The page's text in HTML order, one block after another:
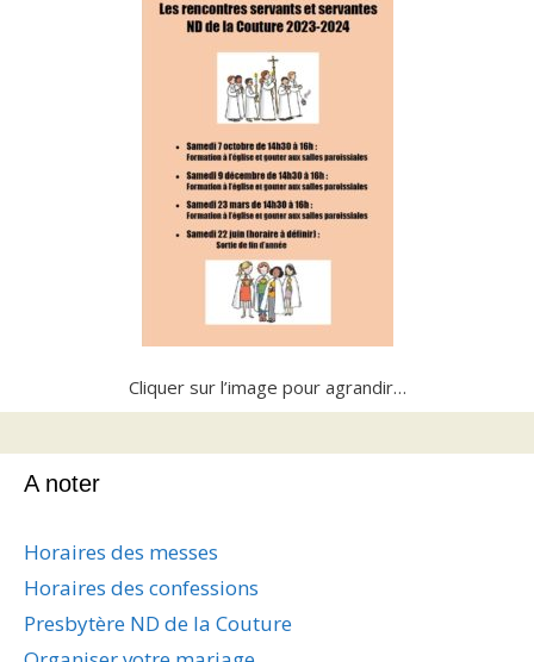
Cliquer sur l’image pour agrandir…
A noter
Horaires des messes
Horaires des confessions
Presbytère ND de la Couture